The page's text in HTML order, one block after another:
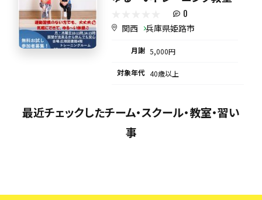
0
関西 兵庫県姫路市
月謝 5,000円
対象年代 40歳以上
最近チェックしたチーム・スクール・教室・習い
事